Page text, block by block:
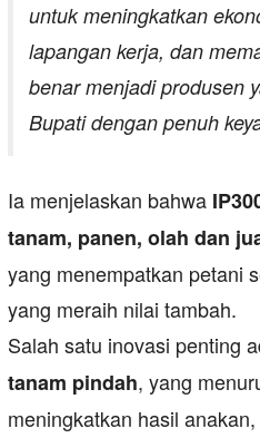
untuk meningkatkan
lapangan kerja, dan
benar menjadi produsen
Bupati dengan penuh
Ia menjelaskan bahwa
tanam, panen, olah dan
yang menempatkan petani
yang meraih nilai tambah.
Salah satu inovasi penting
tanam pindah, yang
meningkatkan hasil